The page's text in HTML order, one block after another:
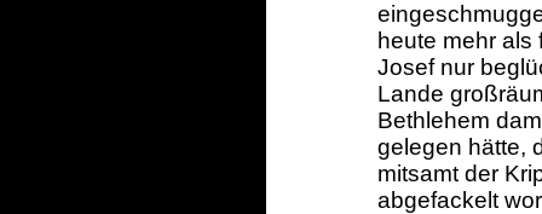
heute mehr
Josef nur
Lande
Bethlehem
gelegen hätte,
mitsamt der
abgefackelt